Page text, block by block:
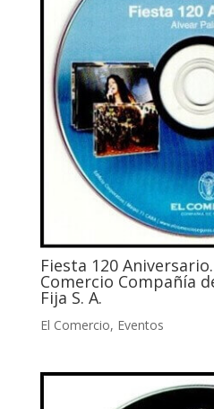
Fiesta 120
Comercio Compañía
Fija S. A.
El Comercio, Eventos